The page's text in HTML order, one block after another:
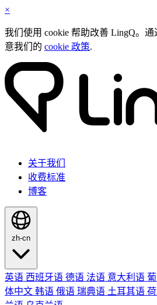
×
我们使用 cookie 帮助改善 LingQ。
意我们的 cookie 政策.
关于我们
收费标准
博客
zh-cn
英语 西班牙语 德语 法语 意大利语
体中文 韩语 俄语 瑞典语 土耳其语